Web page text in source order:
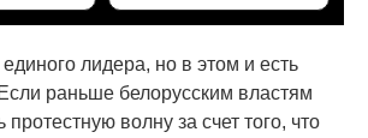
лидера, но в этом и есть
раньше белорусским властям
протестную волну за счет того, что